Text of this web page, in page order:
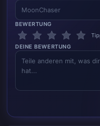
BEWERTUNG
DEINE BEWERTUNG